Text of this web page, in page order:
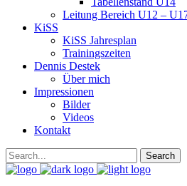
Leitung Bereich U12 –
KiSS
KiSS Jahresplan
Trainingszeiten
Dennis Destek
Über mich
Impressionen
Bilder
Videos
Kontakt